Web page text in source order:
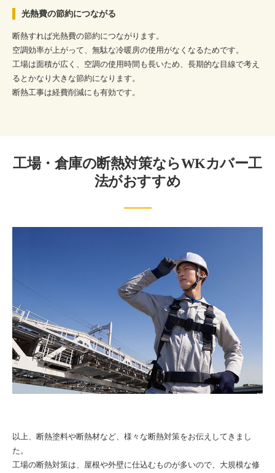
光熱費の節約につながる
断熱すれば光熱費の節約につながります。
空調効率が上がって、無駄な冷暖房の使用がなくなるためです。
工場は面積が広く、空調の使用時間も長いため、長期的な目線で考え
るとかなり大きな節約になります。
断熱工事は経費削減にも有効です。
工場・倉庫の断熱対策ならWKカバー工
法がおすすめ
以上、断熱塗料や断熱材など、様々な断熱対策をお伝えしてきまし
た。
工場の断熱対策は、屋根や外壁に仕込むものが多いので、大規模な修